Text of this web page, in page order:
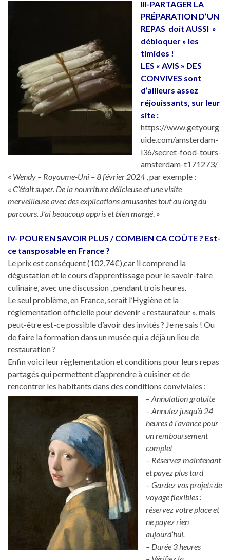
III-PARTAGER LA
PRÉPARATION D’UN
REPAS doit AUSSI »
débloquer » les
timides !
LES « AVIS » DES
CONVIVES sont
d’ailleurs assez
réjouissants, sur leur
site :
https://www.getyourg
uide.com/amsterdam-
l36/secret-food-tours-
amsterdam-t171273/
« Wendy – Royaume-Uni – 8 février 2024 , par exemple :
« C’était super. De la nourriture délicieuse et une visite
merveilleuse avec des explications amusantes tout au long du
parcours. J’ai beaucoup appris et bien mangé . »
IV- POUR EN SAVOIR PLUS / COMBIEN CA COÛTE ? Est-
ce tansposable en France ?
Le prix est conséquent (102,74€),car il comprend la
dégustation et le cours d’apprentissage pour le savoir-faire
culinaire, avec une discussion , pendant trois heures.
Le seul problème, en France, serait l’Hygiène et la
réglementation officielle pour devenir « restaurateur », mais
peut-être est-ce possible d’avoir des invités ? Je ne sais ! Ou
de faire la formation dans un musée qui a déjà un lieu de
restauration ?
Enfin voici leur règlementation et conditions pour leurs repas
partagés qui permettent d’apprendre à cuisiner et de
rencontrer les habitants dans des conditions conviviales :
– Annulation gratuite
– Annulez jusqu’à 24
heures à l’avance pour
un remboursement
complet
– Réservez maintenant
et payez plus tard
– Gardez vos projets de
voyage flexibles :
réservez votre place et
ne payez rien
aujourd’hui.
– Durée 3 heures